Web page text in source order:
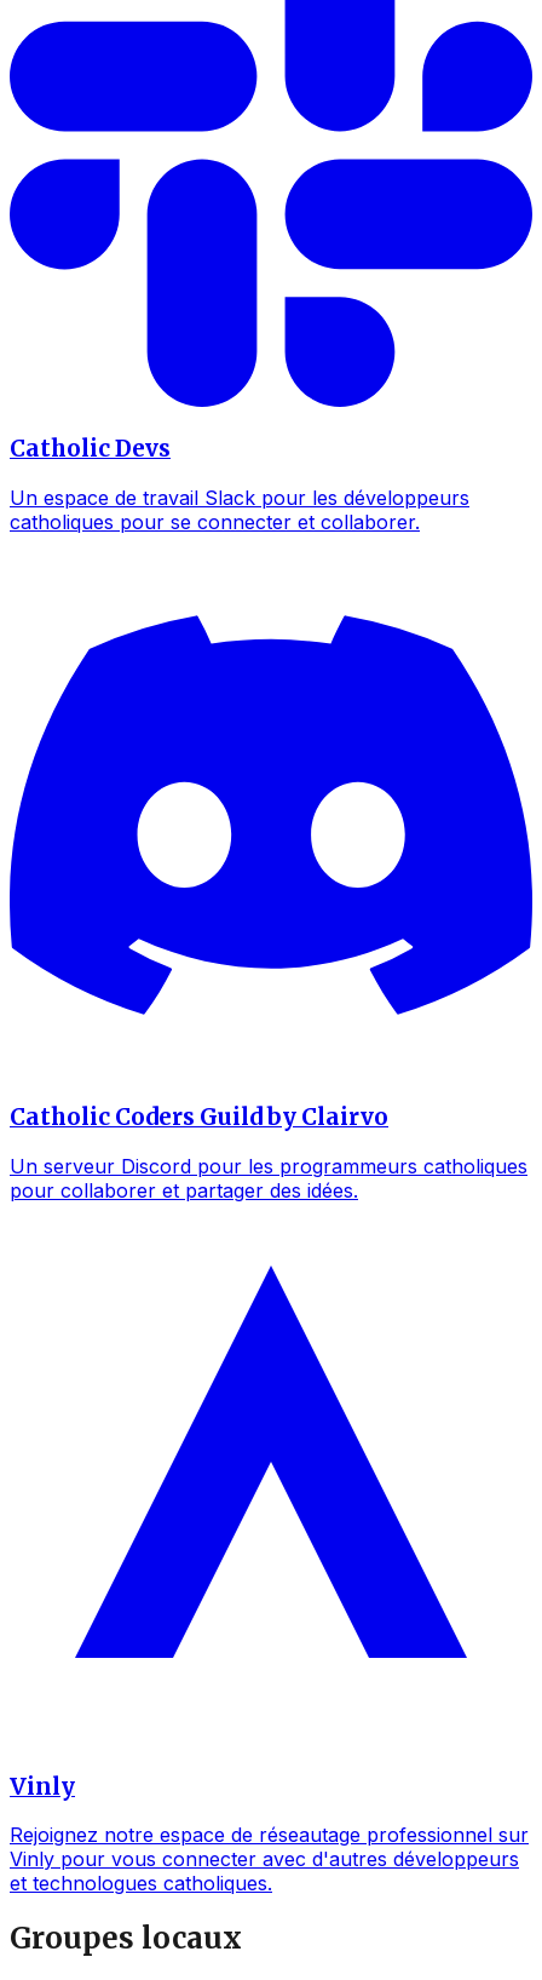
Catholic Devs
Un espace de travail Slack pour les développeurs
catholiques pour se connecter et collaborer.
Catholic Coders Guild by Clairvo
Un serveur Discord pour les programmeurs catholiques
pour collaborer et partager des idées.
Vinly
Rejoignez notre espace de réseautage professionnel sur
Vinly pour vous connecter avec d'autres développeurs
et technologues catholiques.
Groupes locaux